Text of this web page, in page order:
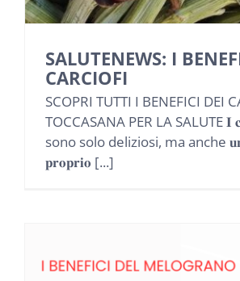
SALUTENEWS: I
CARCIOFI
SCOPRI TUTTI I BENEFICI DEI
TOCCASANA PER LA SALUTE 𝐈
sono solo deliziosi, ma anche
𝐩𝐫𝐨𝐩𝐫𝐢𝐨 [...]